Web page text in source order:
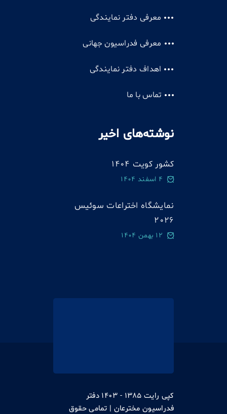
معرفی دفتر نمایندگی
معرفی فدراسیون جهانی
اهداف دفتر نمایندگی
تماس با ما
نوشته‌های اخیر
کشور کویت 1404
4 اسفند 1404
نمایشگاه اختراعات سوئيس
2026
12 بهمن 1404
کپی رایت 1385 - 1403 دفتر
فدراسیون مخترعان | تمامی حقوق